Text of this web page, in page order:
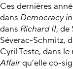
Ces dernières
dans Democracy
dans Richard II, de
Séverac-Schmitz,
Cyril Teste, dans
Affairqu’elle co-